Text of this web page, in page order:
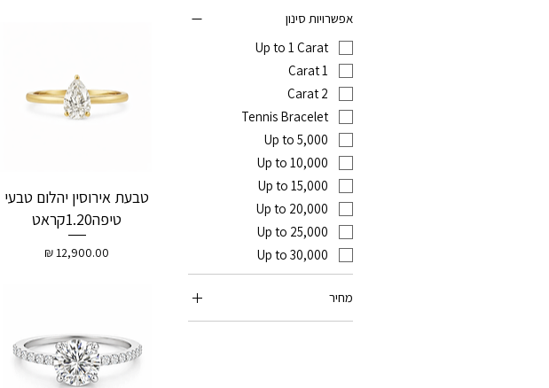
אפשרויות סינון
Up to 1 Carat
1 Carat
2 Carat
Tennis Bracelet
Up to 5,000
Up to 10,000
Up to 15,000
Up to 20,000
Up to 25,000
Up to 30,000
מחיר
טבעת אירוסין יהלום טבעי
טיפה1.20קראט
מחיר